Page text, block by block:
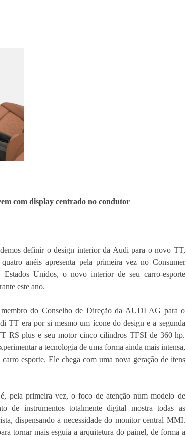
com display centrado no condutor
definir o design interior da Audi para o novo TT,
anéis apresenta pela primeira vez no Consumer
Unidos, o novo interior de seu carro-esporte
este ano.
do Conselho de Direção da AUDI AG para o
TT era por si mesmo um ícone do design e a segunda
RS plus e seu motor cinco cilindros TFSI de 360 hp.
a tecnologia de uma forma ainda mais intensa,
esporte. Ele chega com uma nova geração de itens
pela primeira vez, o foco de atenção num modelo de
de instrumentos totalmente digital mostra todas as
dispensando a necessidade do monitor central MMI.
tornar mais esguia a arquitetura do painel, de forma a